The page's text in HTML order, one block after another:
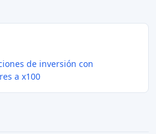
de inversión con
a x100